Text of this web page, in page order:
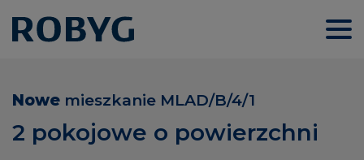
Nowe mieszkanie MLAD/B/4/1
2 pokojowe o powierzchni